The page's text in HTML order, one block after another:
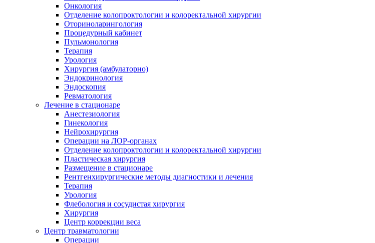
Онкология
Отделение колопроктологии и колоректальной хирургии
Оториноларингология
Процедурный кабинет
Пульмонология
Терапия
Урология
Хирургия (амбулаторно)
Эндокринология
Эндоскопия
Ревматология
Лечение в стационаре
Анестезиология
Гинекология
Нейрохирургия
Операции на ЛОР-органах
Отделение колопроктологии и колоректальной хирургии
Пластическая хирургия
Размещение в стационаре
Рентгенхирургические методы диагностики и лечения
Терапия
Урология
Флебология и сосудистая хирургия
Хирургия
Центр коррекции веса
Центр травматологии
Операции